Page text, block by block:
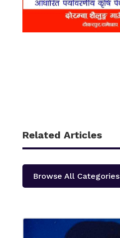
Related Articles
Browse All Categories